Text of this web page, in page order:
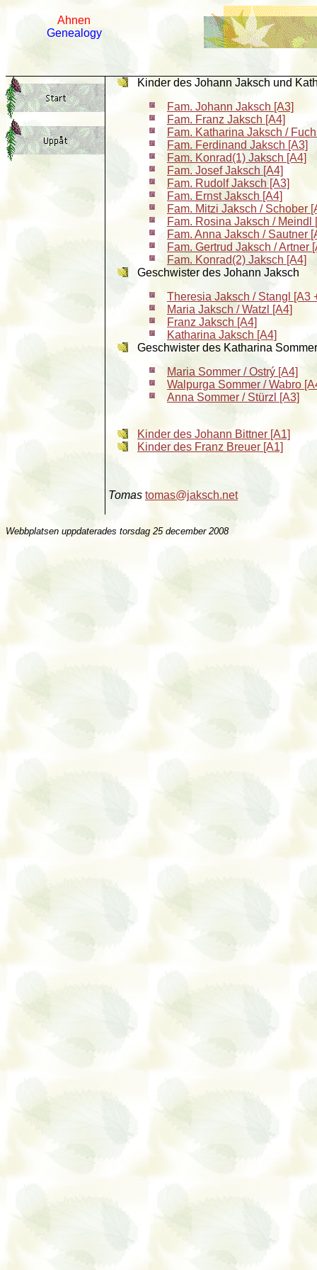
Ahnen
Genealogy
Kinder des Johann Jaksch und
Fam. Johann Jaksch [A3]
Fam. Franz Jaksch [A4]
Fam. Katharina Jaksch /
Fam. Ferdinand Jaksch [A3]
Fam. Konrad(1) Jaksch [A4]
Fam. Josef Jaksch [A4]
Fam. Rudolf Jaksch [A3]
Fam. Ernst Jaksch [A4]
Fam. Mitzi Jaksch / Schober
Fam. Rosina Jaksch / Meindl
Fam. Anna Jaksch / Sautner
Fam. Gertrud Jaksch / Artner
Fam. Konrad(2) Jaksch [A4]
Geschwister des Johann Jaksch
Theresia Jaksch / Stangl [A3
Maria Jaksch / Watzl [A4]
Franz Jaksch [A4]
Katharina Jaksch [A4]
Geschwister des Katharina Sommer
Maria Sommer / Ostrý [A4]
Walpurga Sommer / Wabro
Anna Sommer / Stürzl [A3]
Kinder des Johann Bittner [A1]
Kinder des Franz Breuer [A1]
Tomas tomas@jaksch.net
Webbplatsen uppdaterades torsdag 25 december 2008